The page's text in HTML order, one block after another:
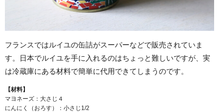
フランスではルイユの缶詰がスーパーなどで販売されていま
す。日本でルイユを手に入れるのはちょっと難しいですが、実
は冷蔵庫にある材料で簡単に代用できてしまうのです。
【材料】
マヨネーズ：大さじ４
にんにく（おろす）：小さじ1/2